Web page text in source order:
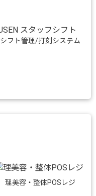
シフト管理/打刻システム
理美容・整体POSレジ